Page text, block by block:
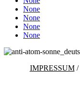
None
None
None
None
IMPRESSUM/